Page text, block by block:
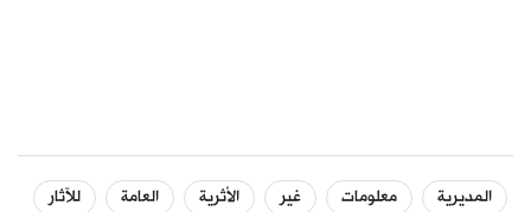
المديرية معلومات غير الأثرية العامة
للآثار